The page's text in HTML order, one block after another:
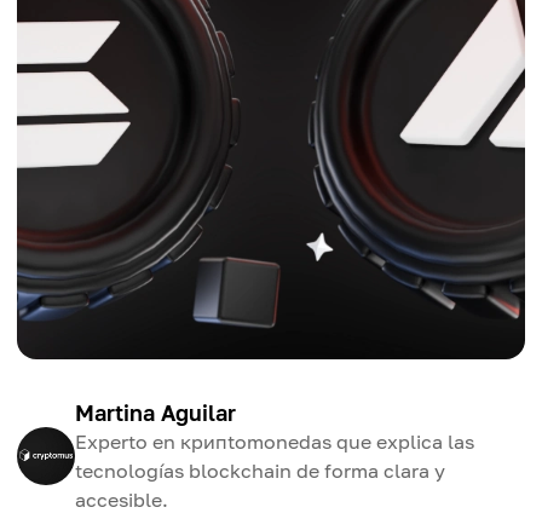
Martina Aguilar
Experto en крипtomonedas que explica las
tecnologías blockchain de forma clara y
accesible.